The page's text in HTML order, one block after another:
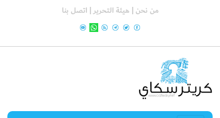
من نحن | هيئة التحرير | اتصل بنا